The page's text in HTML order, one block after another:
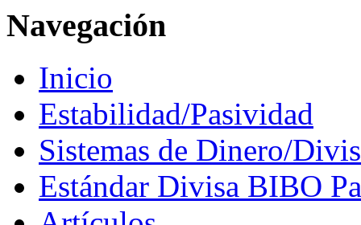
Navegación
Inicio
Estabilidad/Pasividad
Sistemas de Dinero/
Estándar Divisa BIBO